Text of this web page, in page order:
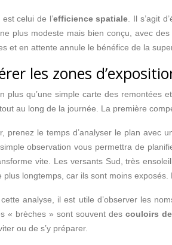
celui de l’efficience spatiale . Il s’agit
plus modeste mais bien conçu, avec
et en attente annule le bénéfice de la
les zones
plus qu’une simple carte des remontées
au long de la journée. La première
prenez le temps d’analyser le plan avec
observation vous permettra de
vite. Les versants Sud, très
plus longtemps, car ils sont moins
analyse, il est utile d’observer les
« brèches » sont souvent descouloirs
ou de s’y préparer.